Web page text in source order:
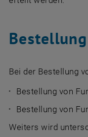
Bei der Bestellung
Bestellung von
Bestellung von
Weiters wird